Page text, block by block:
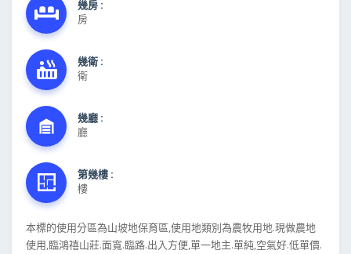
幾房 :
房
幾衛 :
衛
幾廳 :
廳
第幾樓 :
樓
本標的使用分區為山坡地保育區,使用地類別為農牧用地.現做農地
使用,臨鴻禧山莊.面寬.臨路.出入方便,單一地主.單純,空氣好.低單價.